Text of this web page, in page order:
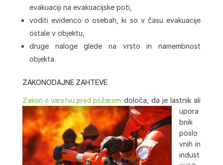
evakuaciji na evakuacijske poti,
voditi evidenco o osebah, ki so v času evakuacije
ostale v objektu,
druge naloge glede na vrsto in namembnost
objekta.
ZAKONODAJNE ZAHTEVE
Zakon o varstvu pred požarom določa, da je lastnik ali
upora
bnik
poslo
vnih in
indust